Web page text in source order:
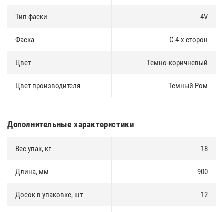
Тип фаски 4V
Фаска С 4-х сторон
Цвет Темно-коричневый
Цвет производителя Темный Ром
Дополнительные характеристики
Вес упак, кг 18
Длина, мм 900
Досок в упаковке, шт 12